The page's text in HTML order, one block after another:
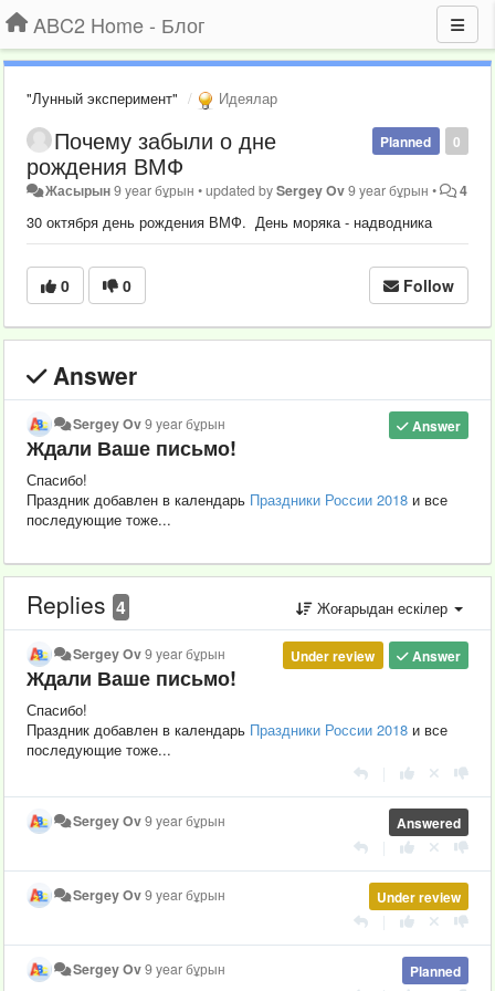
ABC2 Home - Блог
"Лунный эксперимент" Идеялар
0
Planned
Почему забыли о дне
рождения ВМФ
Жасырын9 year бұрын •updated bySergey Ov9 year бұрын • 4
30 октября день рождения ВМФ. День моряка - надводника
0 0 Follow
Answer
Answer
Sergey Ov9 year бұрын
Ждали Ваше письмо!
Спасибо!
Праздник добавлен в календарь Праздники России 2018 и все
последующие тоже...
Replies 4 Жоғарыдан ескілер
Answer
Under review
Sergey Ov9 year бұрын
Ждали Ваше письмо!
Спасибо!
Праздник добавлен в календарь Праздники России 2018 и все
последующие тоже...
Answered
Sergey Ov9 year бұрын
Under review
Sergey Ov9 year бұрын
Planned
Sergey Ov9 year бұрын